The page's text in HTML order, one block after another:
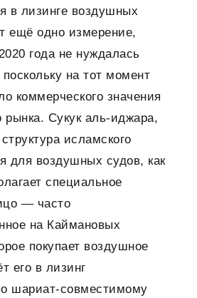
в лизинге воздушных
ещё одно измерение,
года не нуждалась
на тот момент
коммерческого значения
рынка. Сукук аль-иджара,
исламского
для воздушных судов, как
специальное
— часто
на Каймановых
покупает воздушное
его в лизинг
шариат-совместимому